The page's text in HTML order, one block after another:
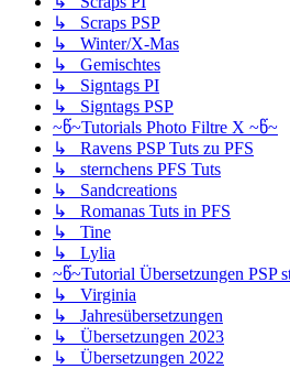
↳ Scraps PSP
↳ Winter/X-Mas
↳ Gemischtes
↳ Signtags PI
↳ Signtags PSP
~წ~Tutorials Photo Filtre X ~წ~
↳ Ravens PSP Tuts zu PFS
↳ sternchens PFS Tuts
↳ Sandcreations
↳ Romanas Tuts in PFS
↳ Tine
↳ Lylia
~წ~Tutorial Übersetzungen PSP
↳ Virginia
↳ Jahresübersetzungen
↳ Übersetzungen 2023
↳ Übersetzungen 2022